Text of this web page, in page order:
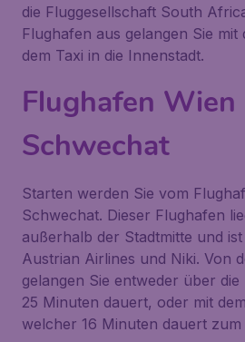
die Fluggesellschaft South
Flughafen aus gelangen Sie
dem Taxi in die Innenstadt.
Flughafen Wien
Schwechat
Starten werden Sie vom
Schwechat. Dieser Flughafen
außerhalb der Stadtmitte und
Austrian Airlines und Niki. Von
gelangen Sie entweder über
25 Minuten dauert, oder mit
welcher 16 Minuten dauert